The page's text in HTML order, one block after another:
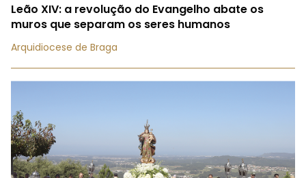
Leão XIV: a revolução do Evangelho abate os
muros que separam os seres humanos
Arquidiocese de Braga